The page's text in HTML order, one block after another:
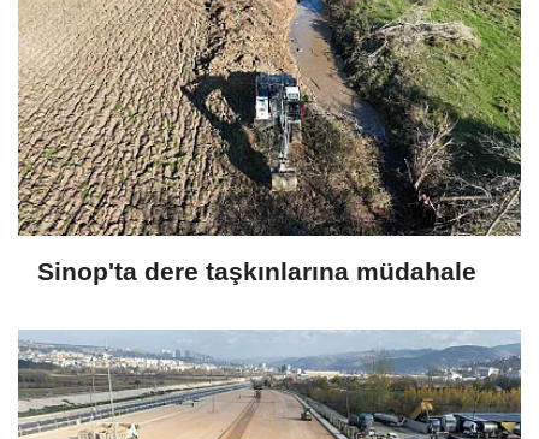
Sinop'ta dere taşkınlarına müdahale